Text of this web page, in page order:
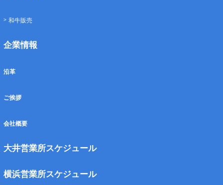
和牛販売
企業情報
沿革
ご挨拶
会社概要
大井営業所スケジュール
横浜営業所スケジュール